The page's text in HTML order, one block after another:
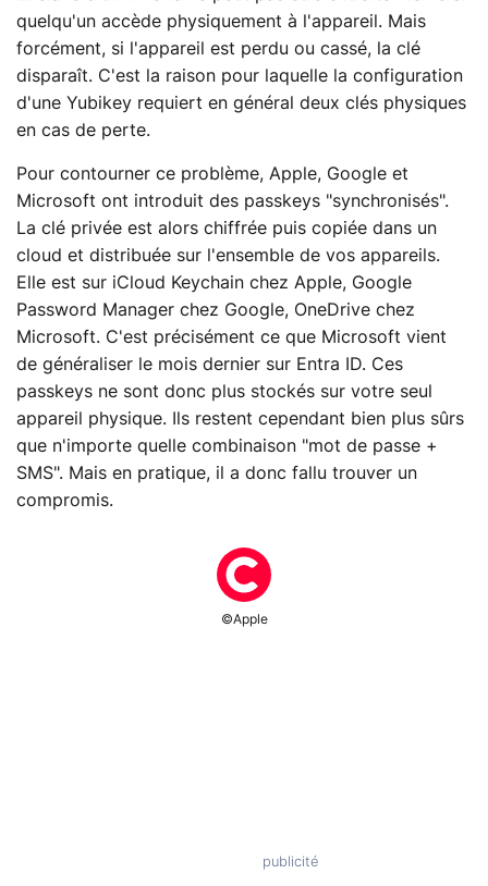
quelqu'un accède physiquement à l'appareil. Mais
forcément, si l'appareil est perdu ou cassé, la clé
disparaît. C'est la raison pour laquelle la configuration
d'une Yubikey requiert en général deux clés physiques
en cas de perte.
Pour contourner ce problème, Apple, Google et
Microsoft ont introduit des passkeys "synchronisés".
La clé privée est alors chiffrée puis copiée dans un
cloud et distribuée sur l'ensemble de vos appareils.
Elle est sur iCloud Keychain chez Apple, Google
Password Manager chez Google, OneDrive chez
Microsoft. C'est précisément ce que Microsoft vient
de généraliser le mois dernier sur Entra ID. Ces
passkeys ne sont donc plus stockés sur votre seul
appareil physique. Ils restent cependant bien plus sûrs
que n'importe quelle combinaison "mot de passe +
SMS". Mais en pratique, il a donc fallu trouver un
compromis.
©Apple